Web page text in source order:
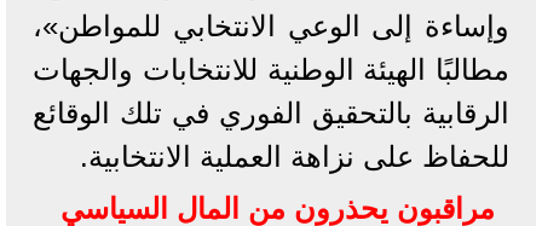
وإساءة إلى الوعي الانتخابي للمواطن»،
مطالبًا الهيئة الوطنية للانتخابات والجهات
الرقابية بالتحقيق الفوري في تلك الوقائع
للحفاظ على نزاهة العملية الانتخابية.
مراقبون يحذرون من المال السياسي